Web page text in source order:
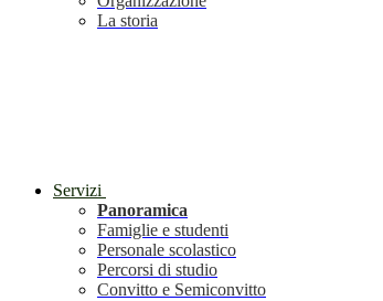
La storia
Servizi
Panoramica
Famiglie e studenti
Personale scolastico
Percorsi di studio
Convitto e Semiconvitto